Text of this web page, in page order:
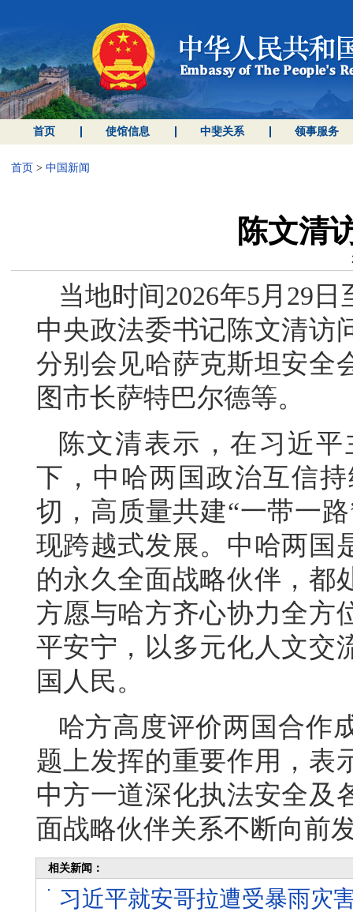
首页 使馆信息 中斐关系 领事服务
首页 > 中国新闻
陈文清
当地时间2026年5月29
中央政法委书记陈文清访
分别会见哈萨克斯坦安全
图市长萨特巴尔德等。
陈文清表示，在习近
下，中哈两国政治互信
切，高质量共建“一带一
现跨越式发展。中哈两国
的永久全面战略伙伴，都
方愿与哈方齐心协力全方
平安宁，以多元化人文交
国人民。
哈方高度评价两国合作
题上发挥的重要作用，表
中方一道深化执法安全及
面战略伙伴关系不断向前
相关新闻：
习近平就安哥拉遭受暴雨灾